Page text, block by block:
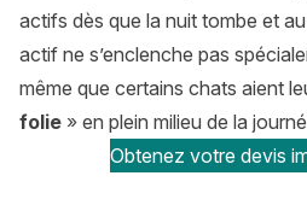
actifs dès que la nuit tombe et
actif ne s’enclenche pas
même que certains chats aient
folie » en plein milieu de la
Obtenez votre devis